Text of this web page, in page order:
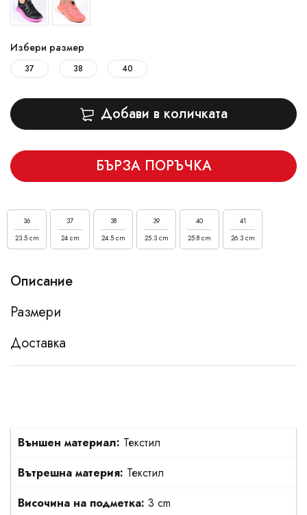
Избери размер
37 38 40
Добави в количката
БЪРЗА ПОРЪЧКА
36
23.5 cm
37
24 cm
38
24.5 cm
39
25.3 cm
40
25.8 cm
41
26.3 cm
Описание
Размери
Доставка
Външен материал: Текстил
Вътрешна материя: Текстил
Височина на подметка: 3 cm